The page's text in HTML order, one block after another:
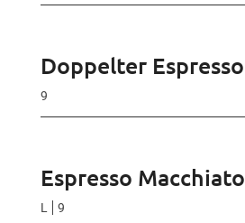
Doppelter Espresso
9
Espresso Macchiato
L 9